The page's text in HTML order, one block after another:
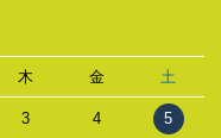
木 金 土
3 4 5